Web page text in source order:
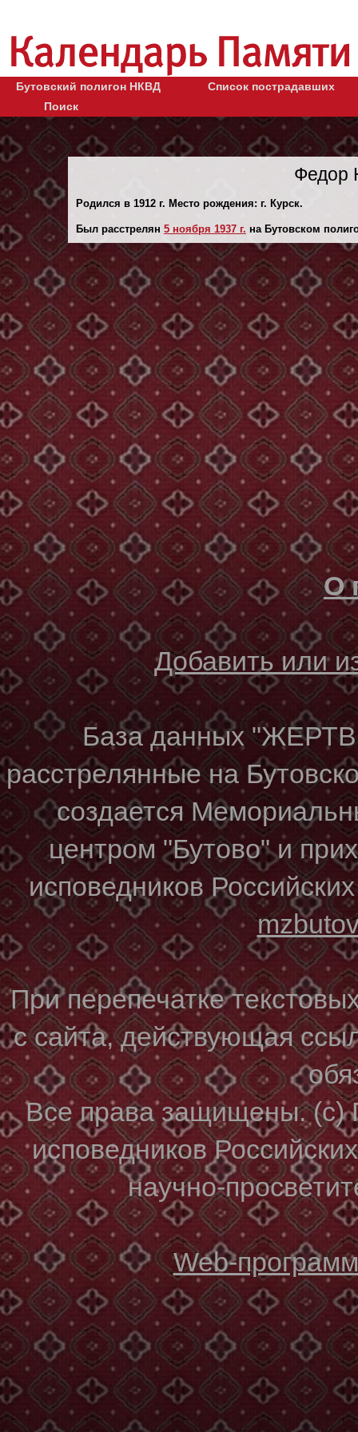
Бутовский полигон НКВД
Список пострадавших
Поиск
Федор
Родился в 1912 г. Место рождения: г. Курск.
Был расстрелян 5 ноября 1937 г. на Бутовском
О
Добавить или
База данных
расстрелянные на
создается
центром "Бутово" и
исповедников
При перепечатке
с сайта, действующая
Все права защищены. (с)
исповедников
научно-
Web-